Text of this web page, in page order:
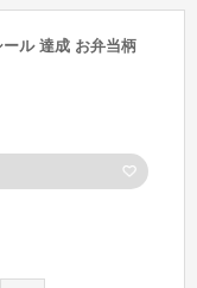
ル 達成 お弁当柄